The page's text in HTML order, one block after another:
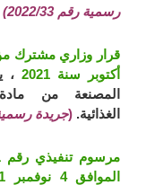
رسمية رقم 2022/33)
أكتوبر سنة 2021
،
المصنعة من
الغذائية. (جريدة رسمية
الموافق 4 نوفمبر 2021